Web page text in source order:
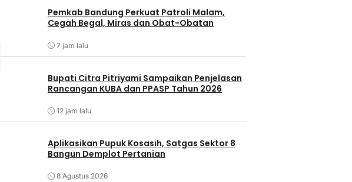
Pemkab Bandung Perkuat Patroli Malam,
Cegah Begal, Miras dan Obat-Obatan
7 jam lalu
Bupati Citra Pitriyami Sampaikan Penjelasan
Rancangan KUBA dan PPASP Tahun 2026
12 jam lalu
Aplikasikan Pupuk Kosasih, Satgas Sektor 8
Bangun Demplot Pertanian
8 Agustus 2026